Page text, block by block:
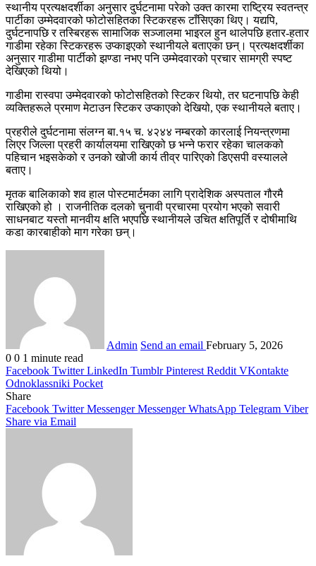
स्थानीय प्रत्यक्षदर्शीका अनुसार दुर्घटनामा परेको उक्त कारमा राष्ट्रिय स्वतन्त्र
पार्टीका उम्मेदवारको फोटोसहितका स्टिकरहरू टाँसिएका थिए। यद्यपि,
दुर्घटनापछि र तस्बिरहरू सामाजिक सञ्जालमा भाइरल हुन थालेपछि हतार-हतार
गाडीमा रहेका स्टिकरहरू उप्काइएको स्थानीयले बताएका छन्। प्रत्यक्षदर्शीका
अनुसार गाडीमा पार्टीको झण्डा नभए पनि उम्मेदवारको प्रचार सामग्री स्पष्ट
देखिएको थियो।
गाडीमा रास्वपा उम्मेदवारको फोटोसहितको स्टिकर थियो, तर घटनापछि केही
व्यक्तिहरूले प्रमाण मेटाउन स्टिकर उप्काएको देखियो, एक स्थानीयले बताए।
प्रहरीले दुर्घटनामा संलग्न बा.१५ च. ४२४४ नम्बरको कारलाई नियन्त्रणमा
लिएर जिल्ला प्रहरी कार्यालयमा राखिएको छ भन्ने फरार रहेका चालकको
पहिचान भइसकेको र उनको खोजी कार्य तीव्र पारिएको डिएसपी वस्यालले
बताए।
मृतक बालिकाको शव हाल पोस्टमार्टमका लागि प्रादेशिक अस्पताल गौरमै
राखिएको हो । राजनीतिक दलको चुनावी प्रचारमा प्रयोग भएको सवारी
साधनबाट यस्तो मानवीय क्षति भएपछि स्थानीयले उचित क्षतिपूर्ति र दोषीमाथि
कडा कारबाहीको माग गरेका छन्।
Admin Send an email February 5, 2026
0 0 1 minute read
Facebook Twitter LinkedIn Tumblr Pinterest Reddit VKontakte
Odnoklassniki Pocket
Share
Facebook Twitter Messenger Messenger WhatsApp Telegram Viber
Share via Email